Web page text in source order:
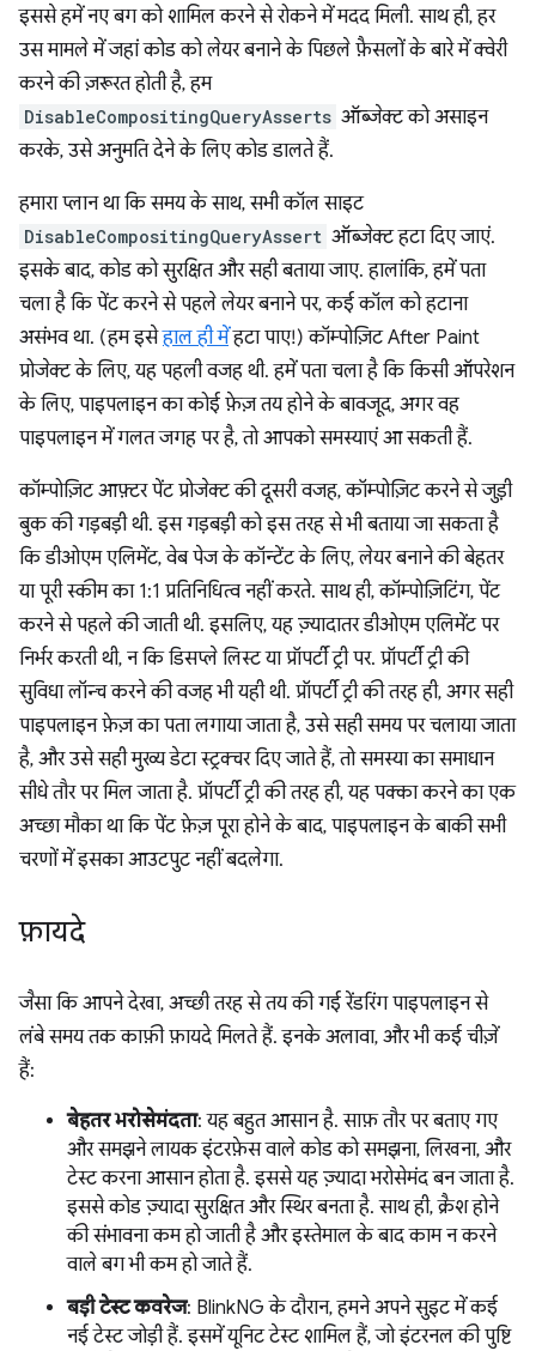
इससे हमें नए बग को शामिल करने से रोकने में मदद मिली. साथ ही, हर
उस मामले में जहां कोड को लेयर बनाने के पिछले फ़ैसलों के बारे में क्वेरी
करने की ज़रूरत होती है, हम
DisableCompositingQueryAsserts ऑब्जेक्ट को असाइन
करके, उसे अनुमति देने के लिए कोड डालते हैं.
हमारा प्लान था कि समय के साथ, सभी कॉल साइट
DisableCompositingQueryAssert ऑब्जेक्ट हटा दिए जाएं.
इसके बाद, कोड को सुरक्षित और सही बताया जाए. हालांकि, हमें पता
चला है कि पेंट करने से पहले लेयर बनाने पर, कई कॉल को हटाना
असंभव था. (हम इसेहाल ही मेंहटा पाए!) कॉम्पोज़िट After Paint
प्रोजेक्ट के लिए, यह पहली वजह थी. हमें पता चला है कि किसी ऑपरेशन
के लिए, पाइपलाइन का कोई फ़ेज़ तय होने के बावजूद, अगर वह
पाइपलाइन में गलत जगह पर है, तो आपको समस्याएं आ सकती हैं.
कॉम्पोज़िट आफ़्टर पेंट प्रोजेक्ट की दूसरी वजह, कॉम्पोज़िट करने से जुड़ी
बुक की गड़बड़ी थी. इस गड़बड़ी को इस तरह से भी बताया जा सकता है
कि डीओएम एलिमेंट, वेब पेज के कॉन्टेंट के लिए, लेयर बनाने की बेहतर
या पूरी स्कीम का 1:1 प्रतिनिधित्व नहीं करते. साथ ही, कॉम्पोज़िटिंग, पेंट
करने से पहले की जाती थी. इसलिए, यह ज़्यादातर डीओएम एलिमेंट पर
निर्भर करती थी, न कि डिसप्ले लिस्ट या प्रॉपर्टी ट्री पर. प्रॉपर्टी ट्री की
सुविधा लॉन्च करने की वजह भी यही थी. प्रॉपर्टी ट्री की तरह ही, अगर सही
पाइपलाइन फ़ेज़ का पता लगाया जाता है, उसे सही समय पर चलाया जाता
है, और उसे सही मुख्य डेटा स्ट्रक्चर दिए जाते हैं, तो समस्या का समाधान
सीधे तौर पर मिल जाता है. प्रॉपर्टी ट्री की तरह ही, यह पक्का करने का एक
अच्छा मौका था कि पेंट फ़ेज़ पूरा होने के बाद, पाइपलाइन के बाकी सभी
चरणों में इसका आउटपुट नहीं बदलेगा.
फ़ायदे
जैसा कि आपने देखा, अच्छी तरह से तय की गई रेंडरिंग पाइपलाइन से
लंबे समय तक काफ़ी फ़ायदे मिलते हैं. इनके अलावा, और भी कई चीज़ें
हैं:
बेहतर भरोसेमंदता: यह बहुत आसान है. साफ़ तौर पर बताए गए
और समझने लायक इंटरफ़ेस वाले कोड को समझना, लिखना, और
टेस्ट करना आसान होता है. इससे यह ज़्यादा भरोसेमंद बन जाता है.
इससे कोड ज़्यादा सुरक्षित और स्थिर बनता है. साथ ही, क्रैश होने
की संभावना कम हो जाती है और इस्तेमाल के बाद काम न करने
वाले बग भी कम हो जाते हैं.
बड़ी टेस्ट कवरेज: BlinkNG के दौरान, हमने अपने सुइट में कई
नई टेस्ट जोड़ी हैं. इसमें यूनिट टेस्ट शामिल हैं, जो इंटरनल की पुष्टि